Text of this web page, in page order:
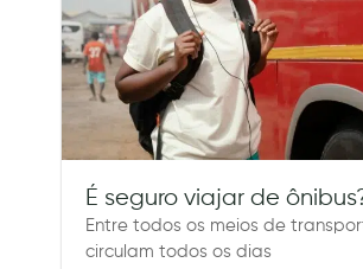
É seguro viajar de
Entre todos os meios de
circulam todos os dias